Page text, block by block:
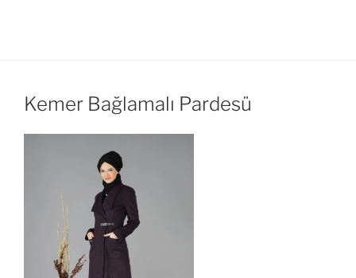
Kemer Bağlamalı Pardesü